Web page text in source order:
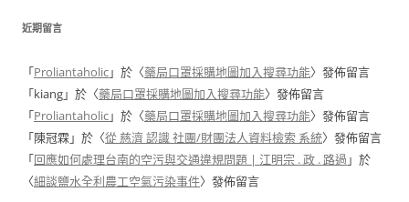
近期留言
「Proliantaholic」於〈藥局口罩採購地圖加入搜尋功能〉發佈留言
「kiang」於〈藥局口罩採購地圖加入搜尋功能〉發佈留言
「Proliantaholic」於〈藥局口罩採購地圖加入搜尋功能〉發佈留言
「陳冠霖」於〈從 慈濟 認識 社團/財團法人資料檢索 系統〉發佈留言
「回應如何處理台南的空污與交通違規問題 | 江明宗 . 政 . 路過 」於
〈細談鹽水全利農工空氣污染事件〉發佈留言